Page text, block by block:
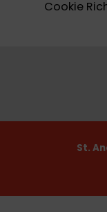
Cookie
St.